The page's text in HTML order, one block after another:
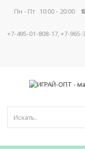
Пн - Пт 10:00 - 20:00
+7-495-01-808-17, +7-